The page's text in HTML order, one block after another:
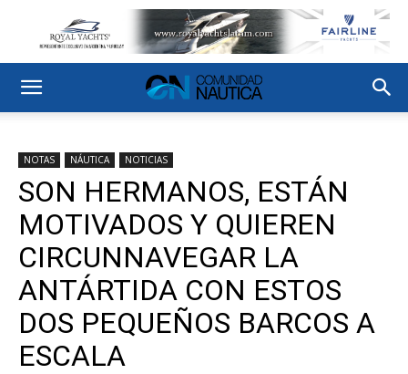
NOTAS NÁUTICA NOTICIAS
SON HERMANOS, ESTÁN
MOTIVADOS Y QUIEREN
CIRCUNNAVEGAR LA
ANTÁRTIDA CON ESTOS
DOS PEQUEÑOS BARCOS A
ESCALA